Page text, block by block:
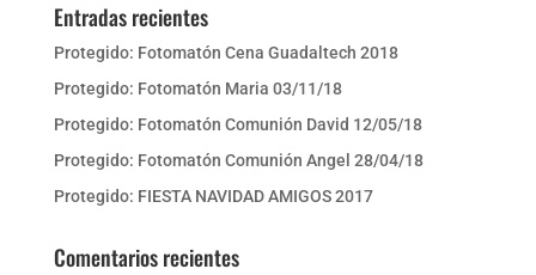
Entradas recientes
Protegido: Fotomatón Cena Guadaltech 2018
Protegido: Fotomatón Maria 03/11/18
Protegido: Fotomatón Comunión David 12/05/18
Protegido: Fotomatón Comunión Angel 28/04/18
Protegido: FIESTA NAVIDAD AMIGOS 2017
Comentarios recientes